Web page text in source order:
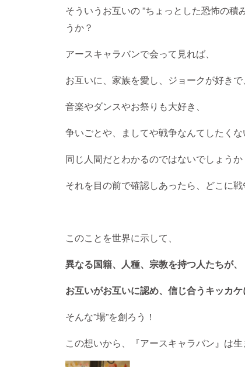
そういうお互いの ”ちょっとした恐怖の積
うか？
アースキャラバンで会って見れば、
お互いに、家族を愛し、ジョークが好きで、
音楽やダンスやお祭りも大好き、
争いごとや、ましてや戦争なんてしたくな
同じ人間だとわかるのではないでしょうか
それを目の前で確認しあったら、どこに
このことを世界に示して、
異なる国籍、人種、宗教を持つ人たちが、
お互いがお互いに認め、信じ合うキッカケ
そんな”場”を創ろう！
この想いから、『アースキャ